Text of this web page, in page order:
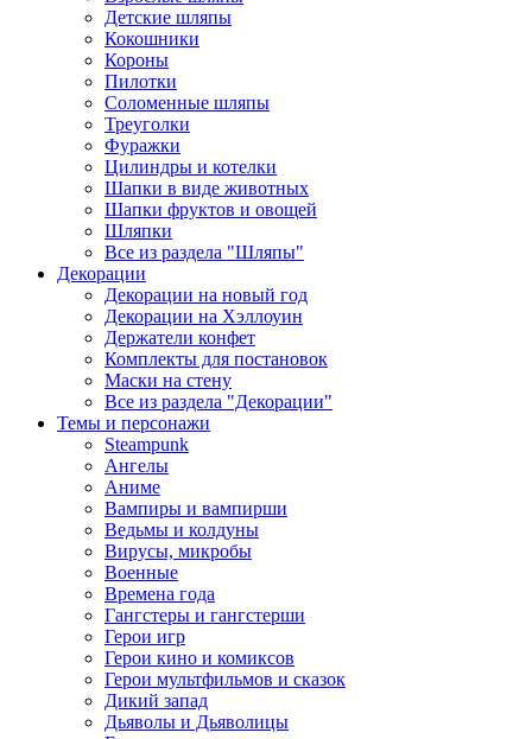
Детские шляпы
Кокошники
Короны
Пилотки
Соломенные шляпы
Треуголки
Фуражки
Цилиндры и котелки
Шапки в виде животных
Шапки фруктов и овощей
Шляпки
Все из раздела "Шляпы"
Декорации
Декорации на новый год
Декорации на Хэллоуин
Держатели конфет
Комплекты для постановок
Маски на стену
Все из раздела "Декорации"
Темы и персонажи
Steampunk
Ангелы
Аниме
Вампиры и вампирши
Ведьмы и колдуны
Вирусы, микробы
Военные
Времена года
Гангстеры и гангстерши
Герои игр
Герои кино и комиксов
Герои мультфильмов и сказок
Дикий запад
Дьяволы и Дьяволицы